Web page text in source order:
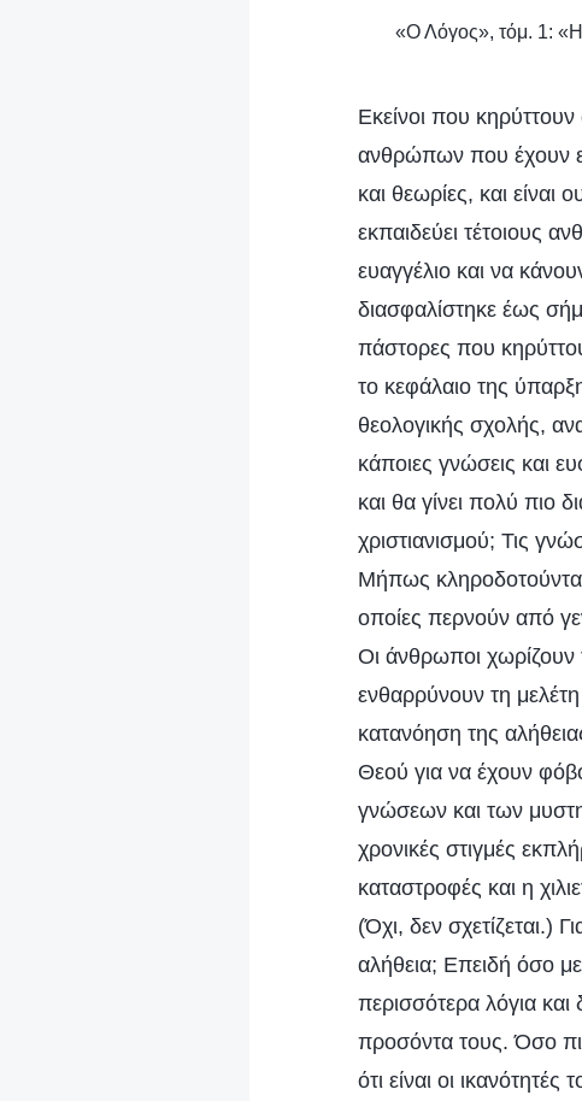
«Ο Λόγος», τόμ. 1: «Η
Εκείνοι που
ανθρώπων που έχουν
και θεωρίες, και είναι
εκπαιδεύει τέτοιους
ευαγγέλιο και να
διασφαλίστηκε έως
πάστορες που
το κεφάλαιο της
θεολογικής σχολής,
κάποιες γνώσεις και
και θα γίνει πολύ πιο
χριστιανισμού; Τις
Μήπως
οποίες περνούν από
Οι άνθρωποι χωρίζουν
ενθαρρύνουν τη
κατανόηση της
Θεού για να έχουν
γνώσεων και των
χρονικές στιγμές
καταστροφές και η
(Όχι, δεν σχετίζεται.)
αλήθεια; Επειδή όσο
περισσότερα λόγια
προσόντα τους. Όσο
ότι είναι οι